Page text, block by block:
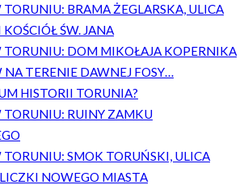
TORUNIU: BRAMA ŻEGLARSKA, ULICA
KOŚCIÓŁ ŚW. JANA
TORUNIU: DOM MIKOŁAJA KOPERNIKA
NA TERENIE DAWNEJ FOSY…
HISTORII TORUNIA?
TORUNIU: RUINY ZAMKU
TORUNIU: SMOK TORUŃSKI, ULICA
NOWEGO MIASTA